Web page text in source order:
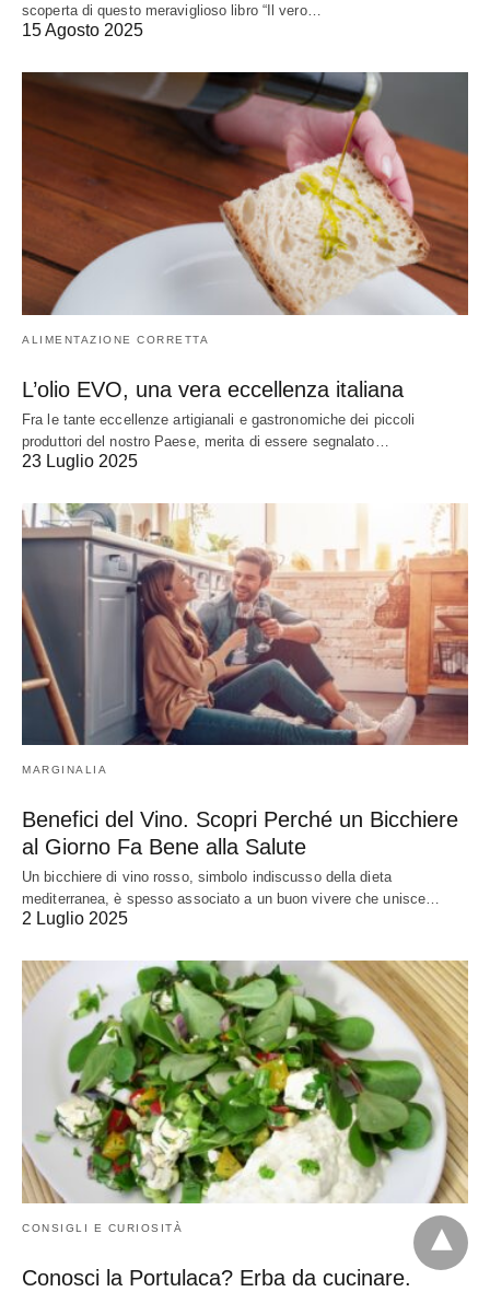
scoperta di questo meraviglioso libro “Il vero…
15 Agosto 2025
ALIMENTAZIONE CORRETTA
L’olio EVO, una vera eccellenza italiana
Fra le tante eccellenze artigianali e gastronomiche dei piccoli
produttori del nostro Paese, merita di essere segnalato…
23 Luglio 2025
MARGINALIA
Benefici del Vino. Scopri Perché un Bicchiere
al Giorno Fa Bene alla Salute
Un bicchiere di vino rosso, simbolo indiscusso della dieta
mediterranea, è spesso associato a un buon vivere che unisce…
2 Luglio 2025
CONSIGLI E CURIOSITÀ
Conosci la Portulaca? Erba da cucinare.